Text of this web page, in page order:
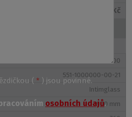
7 688 Kč
LLDO1/1000
551-1000000-00-21
Intimglass
1900 mm
( * ) jsou povinné.
osobních údajů.